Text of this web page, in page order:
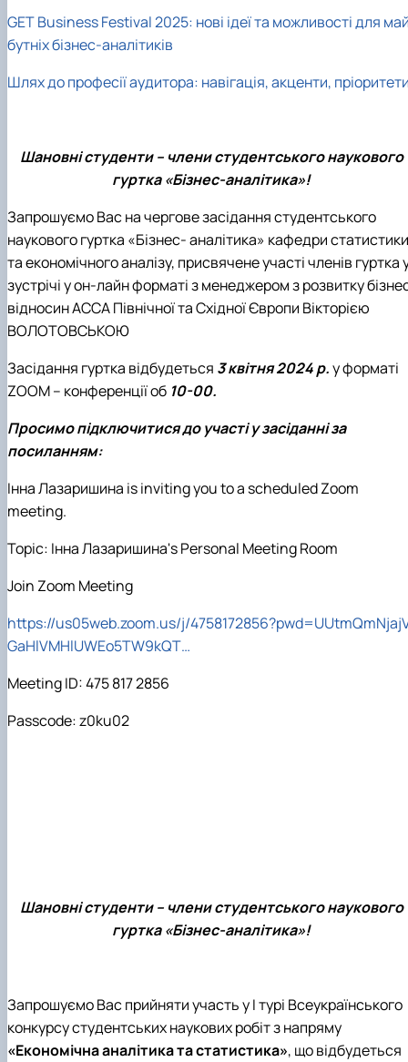
GET Business Festival 2025: нові ідеї та можливості для
бутніх бізнес-аналітиків
Шлях до професії аудитора: навігація, акценти,
Шановні студенти – члени студентського наукового
гуртка «Бізнес-аналітика»!
Запрошуємо Вас на чергове засідання студентського
наукового гуртка «Бізнес- аналітика» кафедри статистики
та економічного аналізу, присвячене участі членів гуртка
зустрічі у он-лайн форматі зменеджером з розвитку
відносин АССА Північної та Східної Європи Вікторією
ВОЛОТОВСЬКОЮ
Засідання гуртка відбудеться 3 квітня 2024р.у форматі
ZOOM – конференції об 10-00.
Просимо підключитися до участі у засіданні за
посиланням:
Інна Лазаришина is inviting you to a scheduled Zoom
meeting.
Topic: Інна Лазаришина's Personal Meeting Room
Join Zoom Meeting
https://us05web.zoom.us/j/
GaHlVMHlUWEo5TW9kQT…
Meeting ID: 475 817 2856
Passcode: z0ku02
Шановні студенти– члени студентського наукового
гуртка«Бізнес-аналітика»!
Запрошуємо Вас прийняти участь у І турі Всеукраїнського
конкурсу студентських наукових робіт з напряму
«Економічна аналітика та статистика», що відбудеться